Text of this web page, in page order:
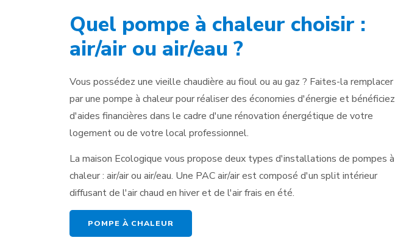
Quel pompe à chaleur choisir :
air/air ou air/eau ?
Vous possédez une vieille chaudière au fioul ou au gaz ? Faites-la remplacer
par une pompe à chaleur pour réaliser des économies d'énergie et bénéficiez
d'aides financières dans le cadre d'une rénovation énergétique de votre
logement ou de votre local professionnel.
La maison Ecologique vous propose deux types d'installations de pompes à
chaleur : air/air ou air/eau. Une PAC air/air est composé d'un split intérieur
diffusant de l'air chaud en hiver et de l'air frais en été.
POMPE À CHALEUR